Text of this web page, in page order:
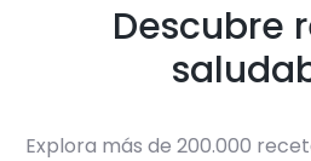
Descubre
Explora más de 200.000